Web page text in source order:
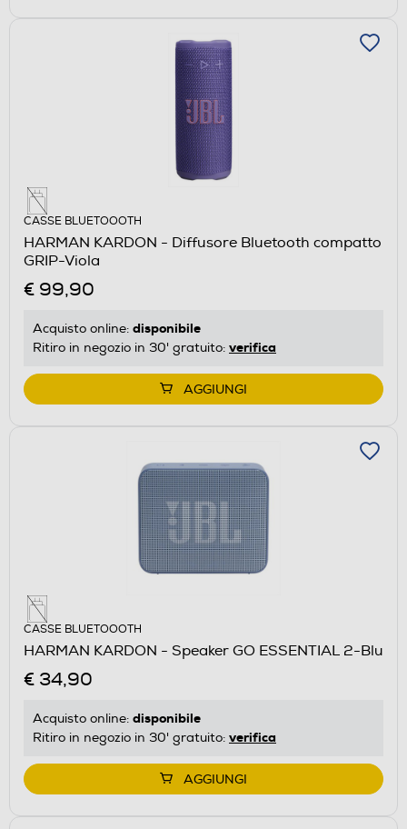
CASSE BLUETOOOTH
HARMAN KARDON - Diffusore Bluetooth compatto
GRIP-Viola
€ 99,90
Acquisto online: disponibile
Ritiro in negozio in 30' gratuito: verifica
AGGIUNGI
CASSE BLUETOOOTH
HARMAN KARDON - Speaker GO ESSENTIAL 2-Blu
€ 34,90
Acquisto online: disponibile
Ritiro in negozio in 30' gratuito: verifica
AGGIUNGI